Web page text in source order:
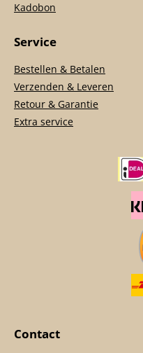
Kadobon
Service
Bestellen & Betalen
Verzenden & Leveren
Retour & Garantie
Extra service
Contact